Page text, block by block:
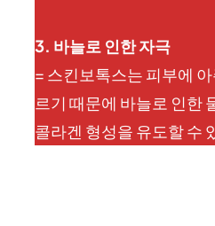
3. 바늘로 인한 자극
= 스킨보톡스는 피부에
르기 때문에 바늘로 인한
콜라겐 형성을 유도할 수